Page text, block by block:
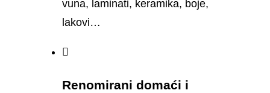
vuna, laminati, keramika, boje,
lakovi…
Renomirani domaći i